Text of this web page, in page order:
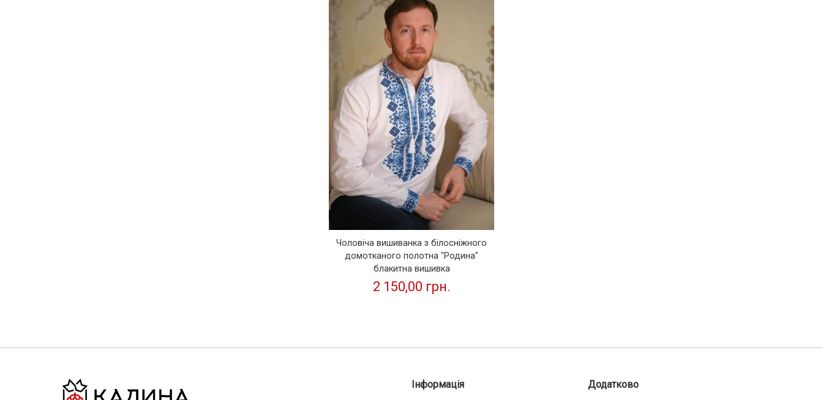
Чоловіча вишиванка з білосніжного
домотканого полотна "Родина"
блакитна вишивка
2 150,00 грн.
Інформація
Додатково